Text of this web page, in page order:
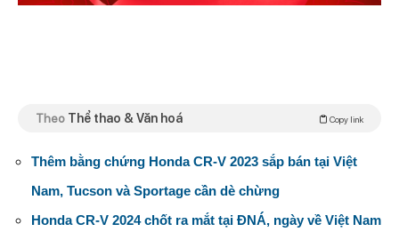
Theo Thể thao & Văn hoá Copy link
Thêm bằng chứng Honda CR-V 2023 sắp bán tại Việt
Nam, Tucson và Sportage cần dè chừng
Honda CR-V 2024 chốt ra mắt tại ĐNÁ, ngày về Việt Nam